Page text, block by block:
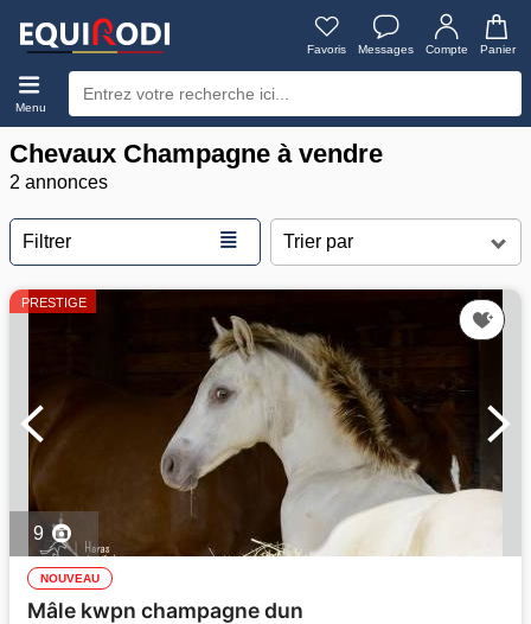
Favoris Messages Compte Panier
Menu
Chevaux Champagne à vendre
2 annonces
Filtrer ≣
PRESTIGE
9
NOUVEAU
Mâle kwpn champagne dun